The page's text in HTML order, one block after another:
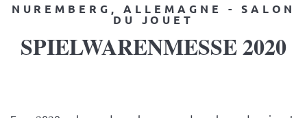
NUREMBERG, ALLEMAGNE - SALON
DU JOUET
SPIELWARENMESSE 2020